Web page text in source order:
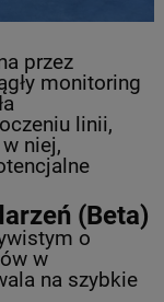
przez
monitoring
linii,
niej,
(Beta)
o
w
na szybkie